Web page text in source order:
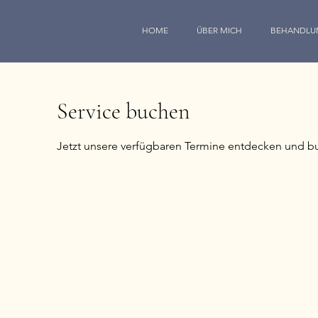
HOME ÜBER MICH
Service buchen
Jetzt unsere verfügbaren Termine entdecken und